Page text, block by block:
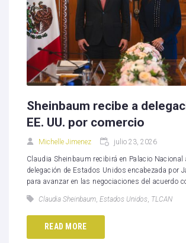
Sheinbaum recibe a
EE. UU. por comercio
Michelle Jimenez julio 23, 2026
Claudia Sheinbaum recibirá en Palacio Nacional
delegación de Estados Unidos encabezada por
para avanzar en las negociaciones del acuerdo
Claudia Sheinbaum Estados Unidos TLCAN
READ MORE